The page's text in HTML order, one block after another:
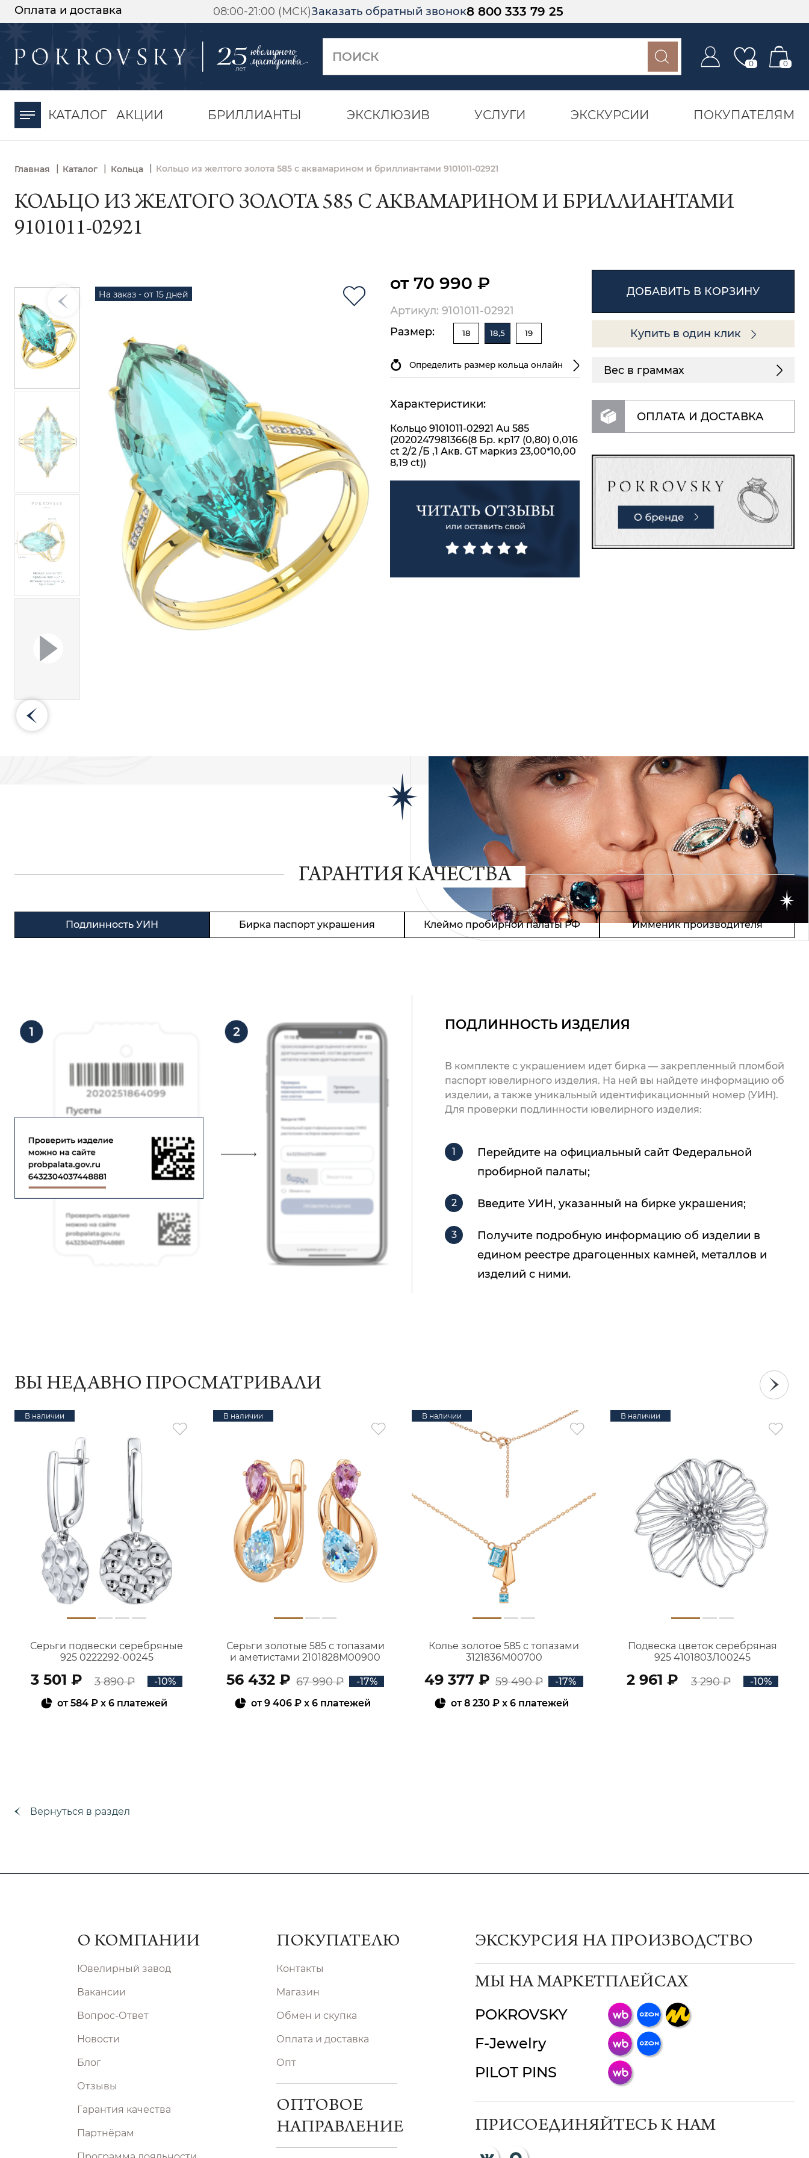
Оплата и доставка 08:00-21:00 (МСК)Заказать обратный звонок8 800 333 79 25
0 0
КАТАЛОГ АКЦИИ БРИЛЛИАНТЫ ЭКСКЛЮЗИВ УСЛУГИ ЭКСКУРСИИ ПОКУПАТЕЛЯМ
Главная | Каталог | Кольца Кольцо из желтого золота 585 с аквамарином и бриллиантами 9101011-02921
КОЛЬЦО ИЗ ЖЕЛТОГО ЗОЛОТА 585 С АКВАМАРИНОМ И БРИЛЛИАНТАМИ
9101011-02921
На заказ - от 15 дней
от 70 990 ₽
Артикул: 9101011-02921
Размер:
18 18,5 19
Определить размер кольца онлайн
Характеристики:
Кольцо 9101011-02921 Au 585
(2020247981366(8 Бр. кр17 (0,80) 0,016
ct 2/2 /Б ,1 Акв. GT маркиз 23,00*10,00
8,19 ct))
ДОБАВИТЬ В КОРЗИНУ
Купить в один клик
Вес в граммах
ОПЛАТА И ДОСТАВКА
ГАРАНТИЯ КАЧЕСТВА
Подлинность УИН Бирка паспорт украшения Клеймо пробирной палаты РФ Имменик производителя
ПОДЛИННОСТЬ ИЗДЕЛИЯ
В комплекте с украшением идет бирка — закрепленный пломбой
паспорт ювелирного изделия. На ней вы найдете информацию об
изделии, а также уникальный идентификационный номер (УИН).
Для проверки подлинности ювелирного изделия:
Перейдите на официальный сайт Федеральной
пробирной палаты;
Введите УИН, указанный на бирке украшения;
Получите подробную информацию об изделии в
едином реестре драгоценных камней, металлов и
изделий с ними.
ВЫ НЕДАВНО ПРОСМАТРИВАЛИ
В наличии
Серьги подвески серебряные
925 0222292-00245
3 501 ₽ 3 890 ₽
-10%
от584 ₽ x 6 платежей
В наличии
Серьги золотые 585 с топазами
и аметистами 2101828М00900
56 432 ₽ 67 990 ₽
-17%
от9 406 ₽ x 6 платежей
В наличии
Колье золотое 585 с топазами
3121836М00700
49 377 ₽ 59 490 ₽
-17%
от8 230 ₽x 6 платежей
В наличии
Подвеска цветок серебряная
925 4101803Л00245
2 961 ₽ 3 290 ₽ -10%
Вернуться в раздел
О КОМПАНИИ
Ювелирный завод
Вакансии
Вопрос-Ответ
Новости
Блог
Отзывы
Гарантия качества
Партнёрам
ПОКУПАТЕЛЮ
Контакты
Магазин
Обмен и скупка
Оплата и доставка
Опт
ОПТОВОЕ
НАПРАВЛЕНИЕ
ЭКСКУРСИЯ НА ПРОИЗВОДСТВО
МЫ НА МАРКЕТПЛЕЙСАХ
POKROVSKY
F-Jewelry
PILOT PINS
ПРИСОЕДИНЯЙТЕСЬ К НАМ
-30%
момента оплаты
ChatApp
мессенджер!